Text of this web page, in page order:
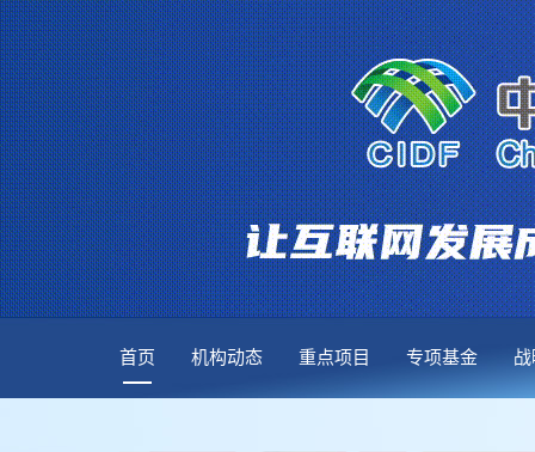
首页 机构动态 重点项目 专项基金